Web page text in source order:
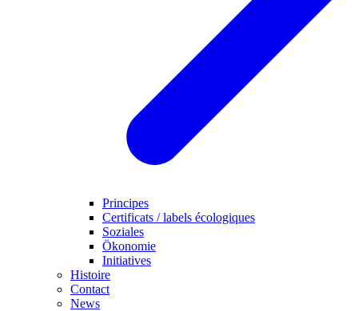
Principes
Certificats / labels écologiques
Soziales
Ökonomie
Initiatives
Histoire
Contact
News